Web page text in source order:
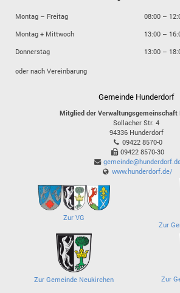
Montag – Freitag
08:00 –
Montag + Mittwoch
13:00 –
Donnerstag
13:00 –
oder nach Vereinbarung
Gemeinde Hunderdorf
Mitglied der Verwaltungsgemeinschaft
Sollacher Str. 4
94336 Hunderdorf
09422 8570-0
09422 8570-30
www.hunderdorf.de/
Zur VG
Zur
Zur Gemeinde Neukirchen Zur